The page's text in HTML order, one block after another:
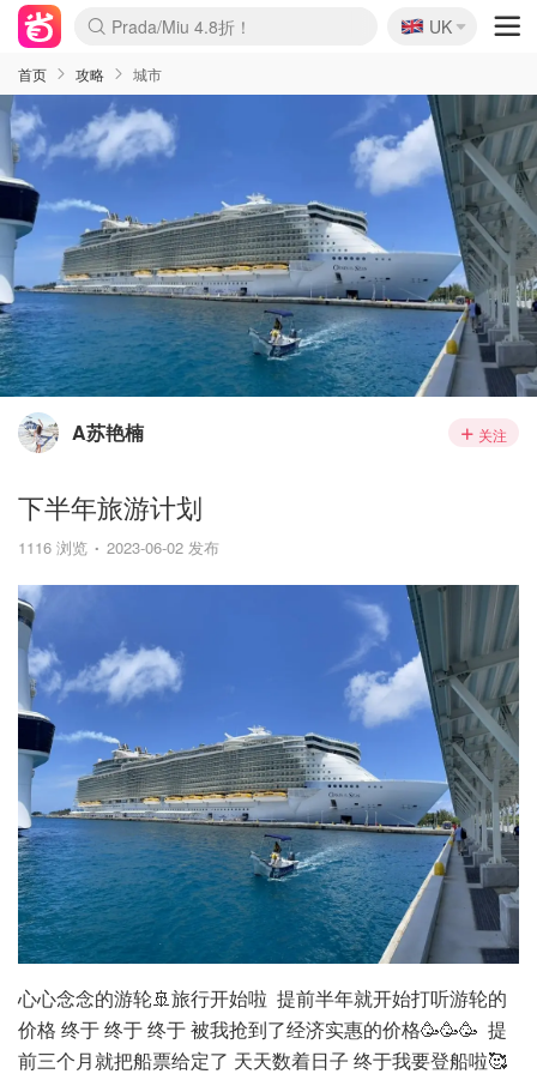
麦卢卡蜂蜜夏促！个位数！
Prada/Miu 4.8折！
啥？必胜客披萨5折！
🇬🇧
UK
首页 攻略 城市
A苏艳楠 关注
下半年旅游计划
1116 浏览 2023-06-02 发布
心心念念的游轮🚢旅行开始啦 提前半年就开始打听游轮的
价格 终于 终于 终于 被我抢到了经济实惠的价格🥳🥳🥳 提
前三个月就把船票给定了 天天数着日子 终于我要登船啦🥰